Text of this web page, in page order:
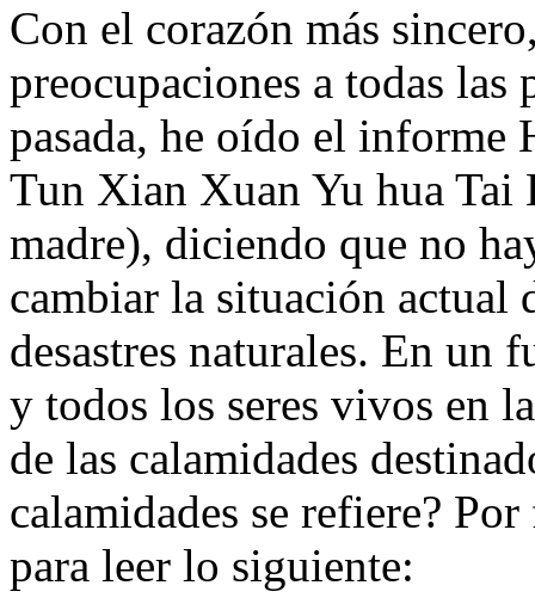
Con el corazón más
preocupaciones a todas las
pasada, he oído el informe
Tun Xian Xuan Yu hua Tai
madre), diciendo que no
cambiar la situación actual
desastres naturales. En un
y todos los seres vivos en
de las calamidades
calamidades se refiere?
para leer lo siguiente: